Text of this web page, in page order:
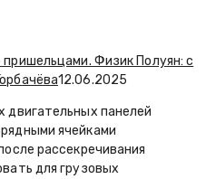
Физик Полуян: с
12.06.2025
двигательных панелей
ячейками
рассекречивания
для грузовых